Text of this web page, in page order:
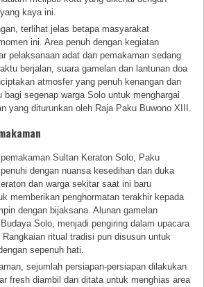
kaya ini.
terlihat jelas betapa masyarakat
ini. Area penuh dengan kegiatan
pelaksanaan adat dan pemakaman sedang
berjalan, suara gamelan dan lantunan doa
atmosfer yang penuh kenangan dan
segenap warga Solo untuk menghargai
yang diturunkan oleh Raja Paku Buwono XIII.
Sultan Keraton Solo, Paku
dengan nuansa kesedihan dan duka
dan warga sekitar saat ini baru
memberikan penghormatan terakhir kepada
dengan bijaksana. Alunan gamelan
Solo, menjadi pengiring dalam upacara
ritual tradisi pun disusun untuk
sepenuh hati.
sejumlah persiapan-persiapan dilakukan
fresh diambil dan ditata untuk menghias area